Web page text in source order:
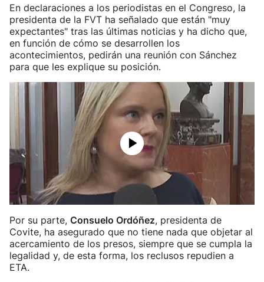
En declaraciones a los periodistas en el Congreso, la
presidenta de la FVT ha señalado que están "muy
expectantes" tras las últimas noticias y ha dicho que,
en función de cómo se desarrollen los
acontecimientos, pedirán una reunión con Sánchez
para que les explique su posición.
Por su parte, Consuelo Ordóñez, presidenta de
Covite, ha asegurado que no tiene nada que objetar al
acercamiento de los presos, siempre que se cumpla la
legalidad y, de esta forma, los reclusos repudien a
ETA.